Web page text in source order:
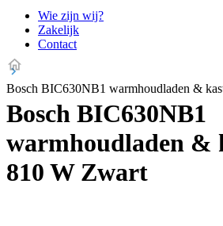
Wie zijn wij?
Zakelijk
Contact
Bosch BIC630NB1 warmhoudladen &
Bosch BIC630NB1
warmhoudladen &
810 W Zwart